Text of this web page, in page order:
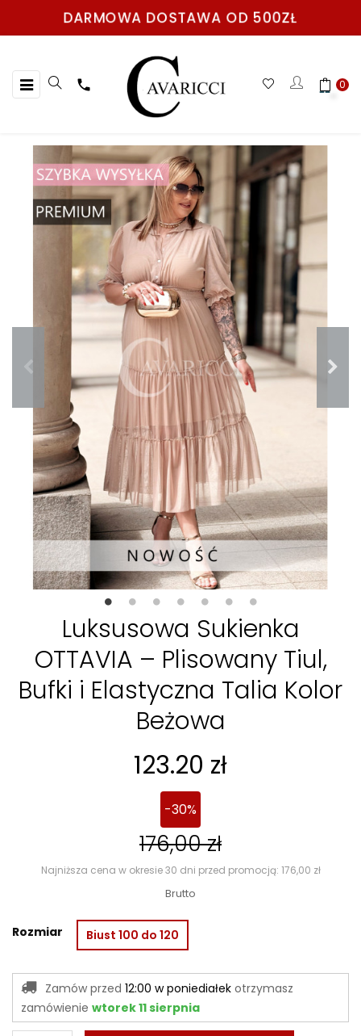
DARMOWA DOSTAWA OD 500ZŁ
Toggle
navigation
☰  0
Luksusowa Sukienka
OTTAVIA – Plisowany Tiul,
Bufki i Elastyczna Talia Kolor
Beżowa
123.20 zł
30%
176,00 zł
Najniższa cena w okresie 30 dni przed promocją: 176,00 zł
Brutto
Rozmiar Biust 100 do 120
Zamów przed 12:00 w poniediałek otrzymasz
zamówienie wtorek 11 sierpnia